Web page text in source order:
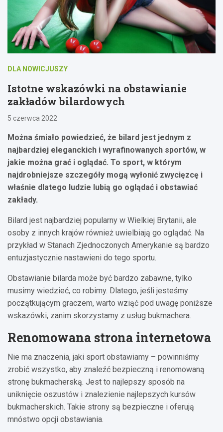
DLA NOWICJUSZY
Istotne wskazówki na obstawianie
zakładów bilardowych
5 czerwca 2022
Można śmiało powiedzieć, że bilard jest jednym z
najbardziej eleganckich i wyrafinowanych sportów, w
jakie można grać i oglądać. To sport, w którym
najdrobniejsze szczegóły mogą wyłonić zwycięzcę i
właśnie dlatego ludzie lubią go oglądać i obstawiać
zakłady.
Bilard jest najbardziej popularny w Wielkiej Brytanii, ale
osoby z innych krajów również uwielbiają go oglądać. Na
przykład w Stanach Zjednoczonych Amerykanie są bardzo
entuzjastycznie nastawieni do tego sportu.
Obstawianie bilarda może być bardzo zabawne, tylko
musimy wiedzieć, co robimy. Dlatego, jeśli jesteśmy
początkującym graczem, warto wziąć pod uwagę poniższe
wskazówki, zanim skorzystamy z usług bukmachera.
Renomowana strona internetowa
Nie ma znaczenia, jaki sport obstawiamy – powinniśmy
zrobić wszystko, aby znaleźć bezpieczną i renomowaną
stronę bukmacherską. Jest to najlepszy sposób na
uniknięcie oszustów i znalezienie najlepszych kursów
bukmacherskich. Takie strony są bezpieczne i oferują
mnóstwo opcji obstawiania.